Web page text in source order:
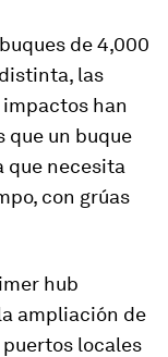
de 4,000
las
han
que un buque
que necesita
con grúas
hub
ampliación de
puertos locales